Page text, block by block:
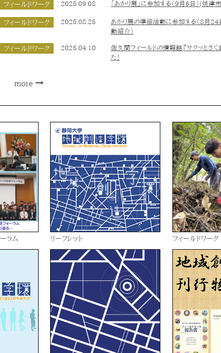
フィールドワーク 2025.09.08 「あかり展」に参加する（9月6日）(焼津
フィールドワーク 2025.08.25
あかり展の準備活動に参加する（8月24
動紹介）
フィールドワーク 2025.04.10
佐久間フィールドの情報誌『サクッとさ
た！
more
ラム リーフレット フィールドワーク